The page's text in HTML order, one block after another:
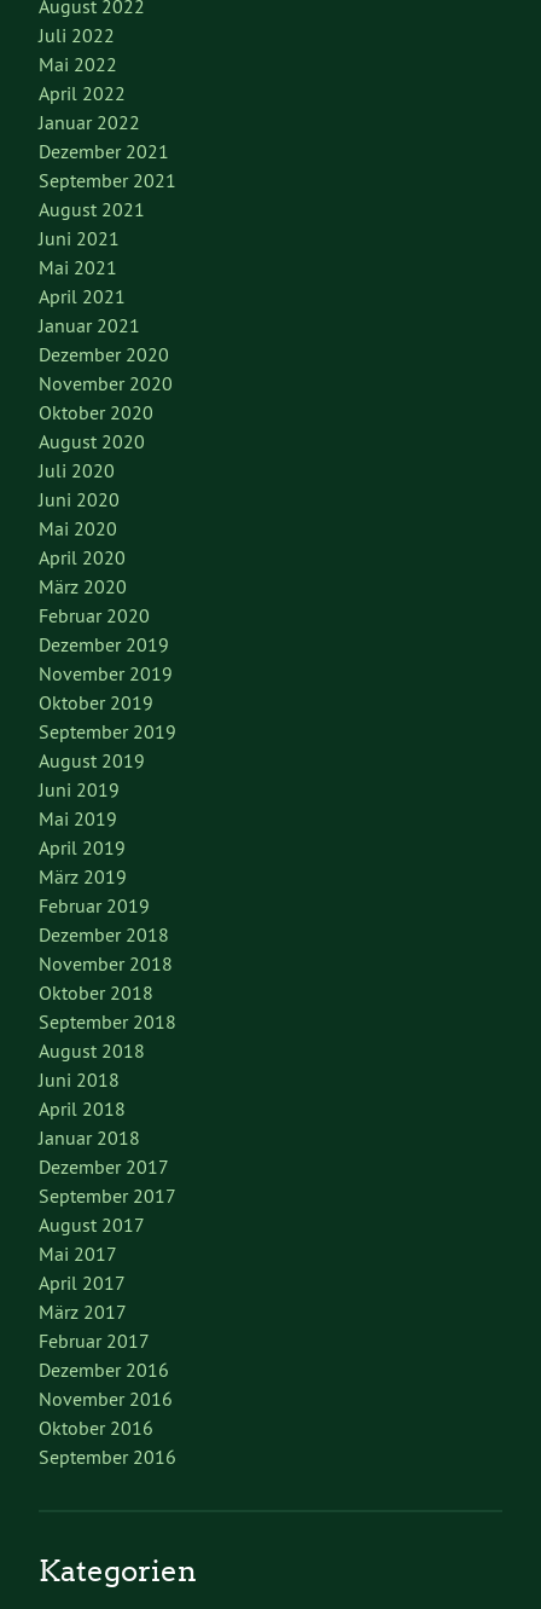
August 2022
Juli 2022
Mai 2022
April 2022
Januar 2022
Dezember 2021
September 2021
August 2021
Juni 2021
Mai 2021
April 2021
Januar 2021
Dezember 2020
November 2020
Oktober 2020
August 2020
Juli 2020
Juni 2020
Mai 2020
April 2020
März 2020
Februar 2020
Dezember 2019
November 2019
Oktober 2019
September 2019
August 2019
Juni 2019
Mai 2019
April 2019
März 2019
Februar 2019
Dezember 2018
November 2018
Oktober 2018
September 2018
August 2018
Juni 2018
April 2018
Januar 2018
Dezember 2017
September 2017
August 2017
Mai 2017
April 2017
März 2017
Februar 2017
Dezember 2016
November 2016
Oktober 2016
September 2016
Kategorien